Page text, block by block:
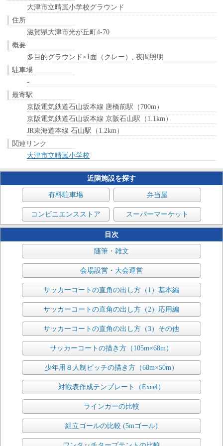
大津市立晴嵐小学校グラウンド
住所
滋賀県大津市光が丘町4-70
概要
多目的グラウンド×1面（クレー）, 夜間照明
駐車場
-
最寄駅
京阪電気鉄道石山坂本線 唐橋前駅（700m）
京阪電気鉄道石山坂本線 京阪石山駅（1.1km）
JR東海道本線 石山駅（1.2km）
関連リンク
大津市立晴嵐小学校
近隣施設を探す
有料駐車場 弁当屋
コンビニエンスストア スーパーマーケット
目次
随筆・雑文
会場設営・大会運営
サッカーコートの直角の出し方（1）基本編
サッカーコートの直角の出し方（2）応用編
サッカーコートの直角の出し方（3）その他
サッカーコートの描き方（105m×68m）
少年用８人制ピッチの描き方（68m×50m）
対戦表作成テンプレート（Excel）
ラインカーの比較
組立ゴールの比較 (5mゴール)